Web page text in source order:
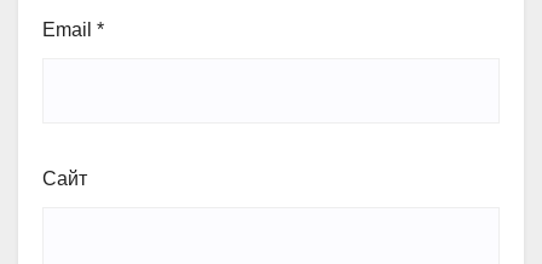
Email *
Сайт